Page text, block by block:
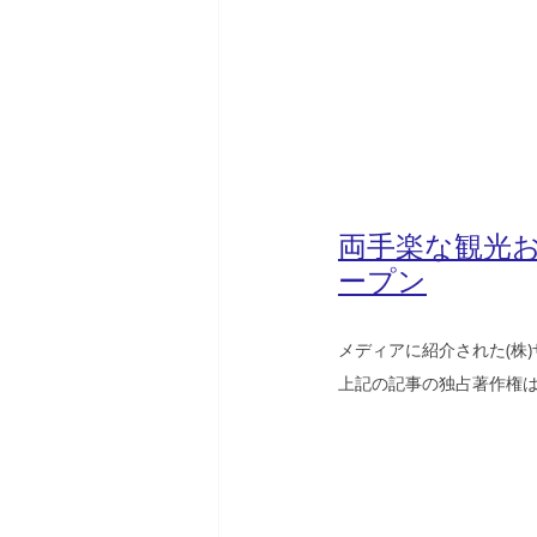
両手楽な観光
ープン
メディアに紹介された(
上記の記事の独占著作権